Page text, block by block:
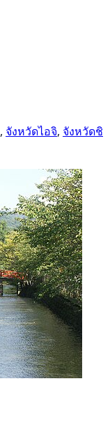
, จังหวัดไอจิ, จังหวัดชิ